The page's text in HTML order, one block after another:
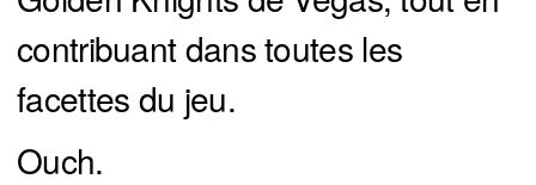
contribuant dans toutes les
facettes du jeu.
Ouch.